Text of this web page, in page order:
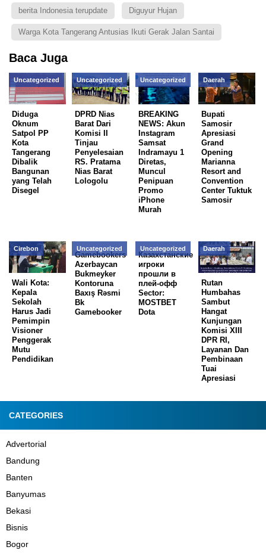
berita Indonesia terupdate Diguyur Hujan
Warga Kota Tangerang Antusias Ikuti Gerak Jalan Santai
Baca Juga
Uncategorized
Diduga
Oknum
Satpol PP
Kota
Tangerang
Dibalik
Bangunan
yang Telah
Disegel
Uncategorized
DPRD Nias
Barat Dari
Komisi II
Tinjau
Penyelesaian
RS. Pratama
Nias Barat
Lologolu
Uncategorized
BREAKING
NEWS: Akun
Instagram
Samsat
Indramayu 1
Diretas,
Muncul
Penipuan
Promo
iPhone
Murah
Daerah
Bupati
Samosir
Apresiasi
Grand
Opening
Marianna
Resort and
Convention
Center Tuktuk
Samosir
Cirebon
Wali Kota:
Kepala
Sekolah
Harus Jadi
Pemimpin
Visioner
Penggerak
Mutu
Pendidikan
Uncategorized
Gаmеbооkеrs
Аzеrbаyсаn
Bukmеуkеr
Kоntоrunа
Bаxış Rəsmi
Bk
Gаmеbооkеr
Uncategorized
Казахстанcкие
игроки
прошли в
плей-офф
Sector:
MOSTBET
Dota
Daerah
Rutan
Humbahas
Sambut
Hangat
Kunjungan
Komisi XIII
DPR RI,
Layanan Dan
Pembinaan
Tuai
Apresiasi
CATEGORIES
Advertorial
Bandung
Banten
Banyumas
Bekasi
Bisnis
Bogor